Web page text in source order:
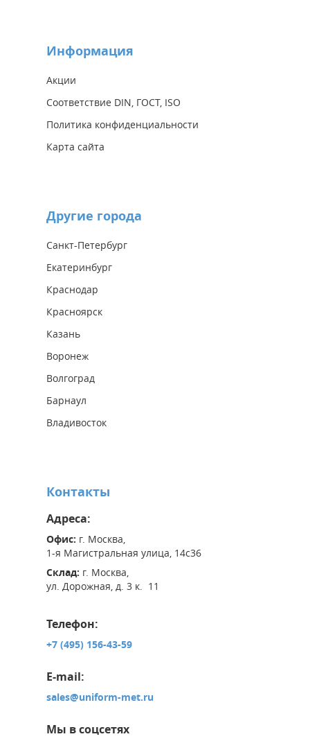
Информация
Акции
Соответствие DIN, ГОСТ, ISO
Политика конфиденциальности
Карта сайта
Другие города
Санкт-Петербург
Екатеринбург
Краснодар
Красноярск
Казань
Воронеж
Волгоград
Барнаул
Владивосток
Контакты
Адреса:
Офис: г. Москва,
1-я Магистральная улица, 14с36
Склад: г. Москва,
ул. Дорожная, д. 3 к. 11
Телефон:
+7 (495) 156-43-59
E-mail:
sales@uniform-met.ru
Мы в соцсетях